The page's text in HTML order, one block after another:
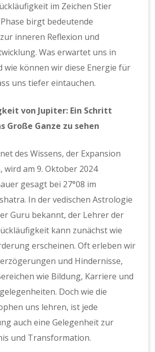
im Zeichen Stier
birgt bedeutende
inneren Reflexion und
Was erwartet uns in
wie können wir diese Energie für
uns tiefer eintauchen.
von Jupiter: Ein Schritt
Große Ganze zu sehen
des Wissens, der Expansion
wird am 9. Oktober 2024
gesagt bei 27°08 im
In der vedischen Astrologie
Guru bekannt, der Lehrer der
kann zunächst wie
erscheinen. Oft erleben wir
und Hindernisse,
wie Bildung, Karriere und
Doch wie die
uns lehren, ist jede
auch eine Gelegenheit zur
und Transformation.